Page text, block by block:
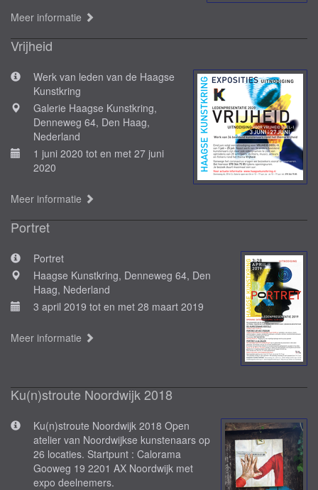
Meer informatie
Vrijheid
Werk van leden van de Haagse
Kunstkring
Galerie Haagse Kunstkring,
Denneweg 64, Den Haag,
Nederland
1 juni 2020 tot en met 27 juni
2020
Meer informatie
Portret
Portret
Haagse Kunstkring, Denneweg 64, Den
Haag, Nederland
3 april 2019 tot en met 28 maart 2019
Meer informatie
Ku(n)stroute Noordwijk 2018
Ku(n)stroute Noordwijk 2018 Open
atelier van Noordwijkse kunstenaars op
26 locaties. Startpunt : Calorama
Gooweg 19 2201 AX Noordwijk met
expo deelnemers.